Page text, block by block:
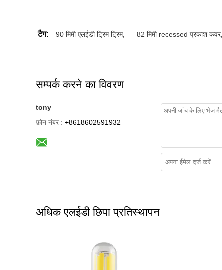
टैग: 90 मिमी एलईडी ट्रिम ट्रिम, 82 मिमी recessed प्रकाश कवर,
सम्पर्क करने का विवरण
tony
फ़ोन नंबर : +8618602591932
अधिक एलईडी छिपा प्रतिस्थापन